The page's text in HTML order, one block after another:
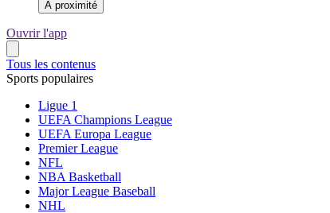
À proximité
Ouvrir l'app
Tous les contenus
Sports populaires
Ligue 1
UEFA Champions League
UEFA Europa League
Premier League
NFL
NBA Basketball
Major League Baseball
NHL